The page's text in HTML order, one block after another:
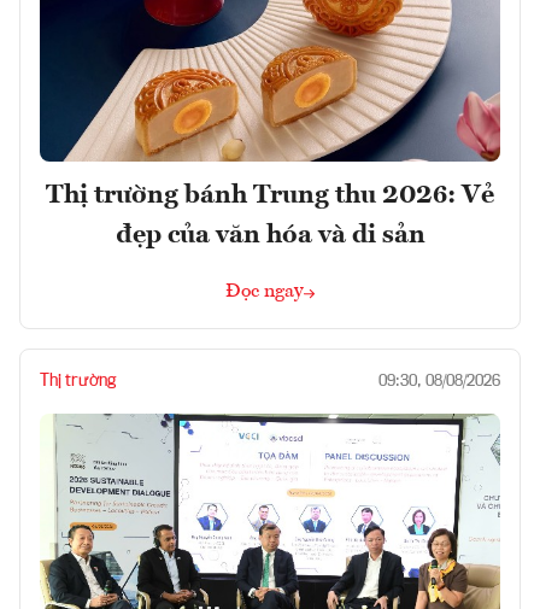
Thị trường bánh Trung thu 2026: Vẻ
đẹp của văn hóa và di sản
Đọc ngay
Thị trường 09:30, 08/08/2026